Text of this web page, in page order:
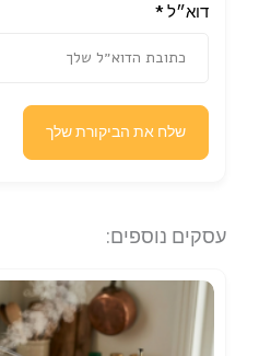
דוא״ל*
שלח את הביקורת שלך
עסקים נוספים: